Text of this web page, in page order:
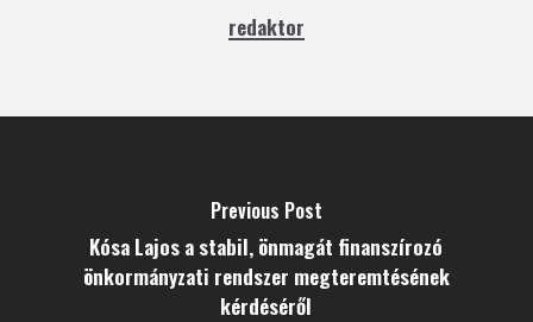
redaktor
Previous Post
Kósa Lajos a stabil, önmagát finanszírozó
önkormányzati rendszer megteremtésének
kérdéséről